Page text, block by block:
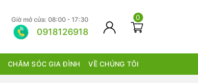
0
Giờ mở cửa: 08:00 - 17:30
0918126918
CHĂM SÓC GIA ĐÌNH VỀ CHÚNG TÔI